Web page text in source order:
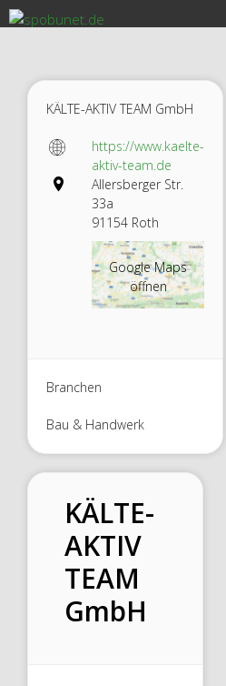
Zum
Inhalt
KÄLTE-AKTIV TEAM GmbH
https://www.kaelte-
aktiv-team.de
Allersberger Str.
33a
91154 Roth
Google Maps
öffnen
Branchen
Bau & Handwerk
KÄLTE-
AKTIV
TEAM
GmbH